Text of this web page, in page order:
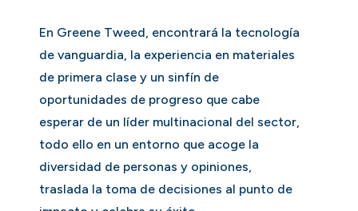
En Greene Tweed, encontrará la tecnología
de vanguardia, la experiencia en materiales
de primera clase y un sinfín de
oportunidades de progreso que cabe
esperar de un líder multinacional del sector,
todo ello en un entorno que acoge la
diversidad de personas y opiniones,
traslada la toma de decisiones al punto de